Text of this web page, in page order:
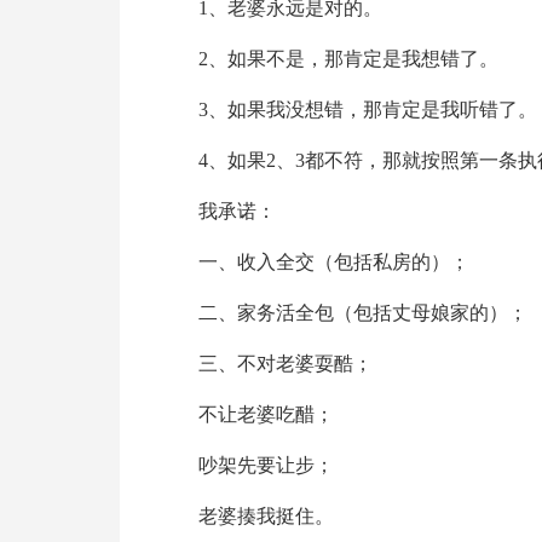
1、老婆永远是对的。
2、如果不是，那肯定是我想错了。
3、如果我没想错，那肯定是我听错了。
4、如果2、3都不符，那就按照第一条执
我承诺：
一、收入全交（包括私房的）；
二、家务活全包（包括丈母娘家的）；
三、不对老婆耍酷；
不让老婆吃醋；
吵架先要让步；
老婆揍我挺住。